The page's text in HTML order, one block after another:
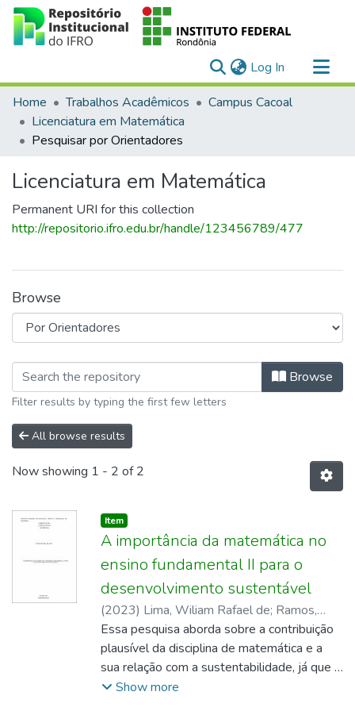
Log In (current)
Communities & Collections
All of DSpace
Home Trabalhos Acadêmicos
Campus Cacoal
Licenciatura em Matemática
Pesquisar por Orientadores
Licenciatura em Matemática
Permanent URI for this collection
http://repositorio.ifro.edu.br/handle/123456789/477
Browse
Browsing Licenciatura em Browse
Filter results by typing the first few letters
All browse results
Now showing 1 - 2 of 2
Item type:
Item,
A importância da matemática no
ensino fundamental II para o
desenvolvimento sustentável
(2023) Lima, Wiliam Rafael de; Ramos,
Arilson
Essa pesquisa aborda sobre a contribuição
plausível da disciplina de matemática e a
sua relação com a sustentabilidade, já que a
área de exatas, tem o papel de calcular,
Show more